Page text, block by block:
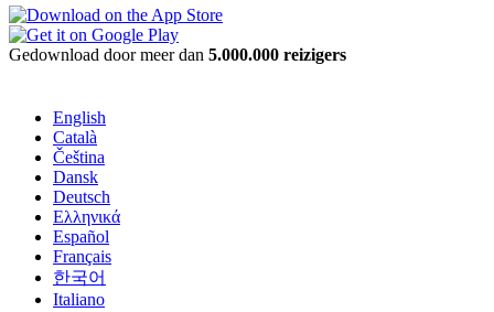
Gedownload door meer dan 5.000.000 reizigers
English
Català
Čeština
Dansk
Deutsch
Ελληνικά
Español
Français
한국어
Italiano